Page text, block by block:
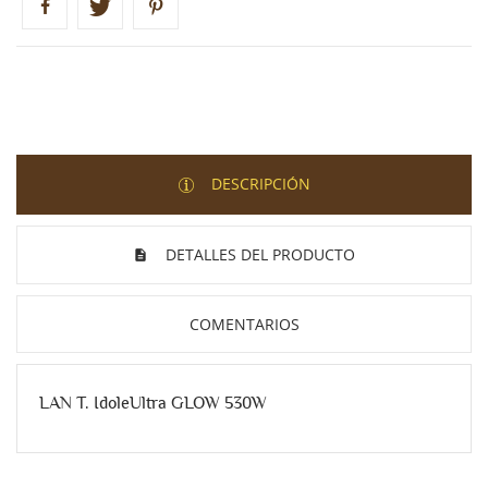
DESCRIPCIÓN
DETALLES DEL PRODUCTO
COMENTARIOS
LAN T. IdoleUltra GLOW 530W